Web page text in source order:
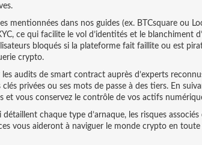
mentionnées dans nos guides (ex. BTCsquare ou
ce qui facilite le vol d’identités et le blanchiment
bloqués si la plateforme fait faillite ou est
crypto.
audits de smart contract auprès d’experts
privées ou ses mots de passe à des tiers. En
et vous conservez le contrôle de vos actifs
chaque type d’arnaque, les risques
vous aideront à naviguer le monde crypto en toute